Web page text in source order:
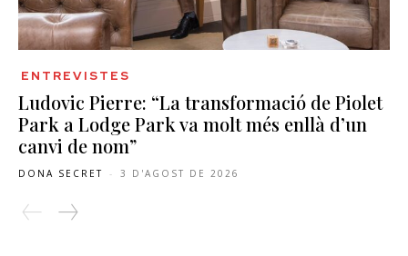
ENTREVISTES
Ludovic Pierre: “La transformació de Piolet
Park a Lodge Park va molt més enllà d’un
canvi de nom”
DONA SECRET - 3 D'AGOST DE 2026